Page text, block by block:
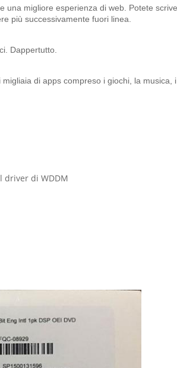
migliore esperienza di web. Potete
più successivamente fuori linea.
Dappertutto.
di apps compreso i giochi, la
driver di WDDM